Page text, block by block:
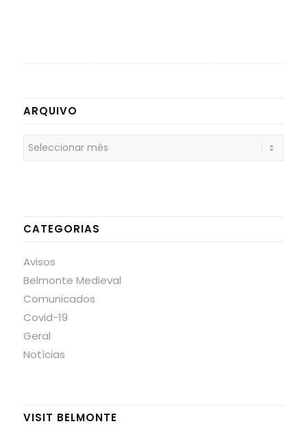
ARQUIVO
CATEGORIAS
Avisos
Belmonte Medieval
Comunicados
Covid-19
Geral
Notícias
VISIT BELMONTE